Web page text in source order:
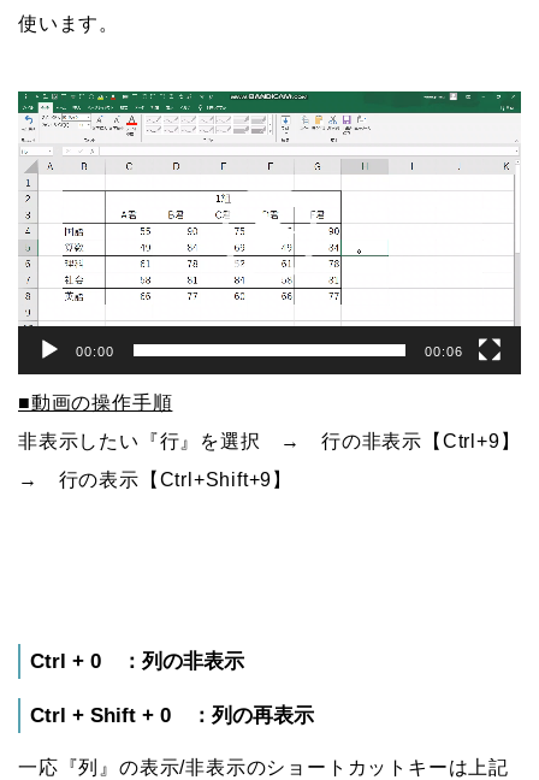
使います。
動
画
プ
レ
ー
ヤ
ー
00:00 00:06
■動画の操作手順
非表示したい『行』を選択 → 行の非表示【Ctrl+9】
→ 行の表示【Ctrl+Shift+9】
Ctrl + 0 ：列の非表示
Ctrl + Shift + 0 ：列の再表示
一応『列』の表示/非表示のショートカットキーは上記